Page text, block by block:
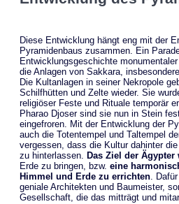
Diese Entwicklung hängt eng mit der
Pyramidenbaus zusammen. Ein
Entwicklungsgeschichte
die Anlagen von Sakkara,
Die Kultanlagen in seiner Nekropole
Schilfhütten und Zelte wieder. Sie
religiöser Feste und Rituale temporär
Pharao Djoser sind sie nun in Stein
eingefroren. Mit der Entwicklung der
auch die Totentempel und Taltempel
vergessen, dass die Kultur dahinter
zu hinterlassen. Das Ziel der Ägypter
Erde zu bringen, bzw. eine
Himmel und Erde zu errichten.
geniale Architekten und Baumeister,
Gesellschaft, die das mitträgt und